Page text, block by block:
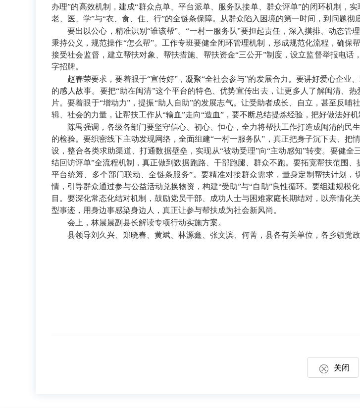
办理”的高效机制，建成“群众点单、平台派单、服务队接单、群众评单”的闭环机制，
老、医、学”与“衣、食、住、行”的全链条保障。从群众陷入困境的第一时间，到问题彻
要出以公心，精准识别“谁该帮”。“一村一服务队”要担起责任，深入摸排、动态管
秉持公义，规范操作“怎么帮”。工作专班要健全闭环管理机制，形成规范化流程，确
接受社会监督，建立帮扶对象、帮扶措施、帮扶资金“三公开”制度，设立监督举报电话
字招牌。
赵春荣要求，要着眼于“宣传好”，凝聚“全社会参与”的发展合力。要讲好爱心企业
的感人故事。要把“助在闽清”这个平台的特色、优势宣传出去，让更多人了解闽清、
片。要着眼于“增动力”，提振“助人自助”的发展志气。让受助者成长、自立，甚至反
辑、社会的力量，让帮扶工作从“输血”走向“造血”，要不断总结提炼经验，把好做法好
陈禺强调，各级各部门要坚守信心、初心、恒心，全力将帮扶工作打造成闽清的民
的检验。要织密线下主动发现网络，全面组建“一村一服务队”，真正把身子沉下去、
设，整合各类求助渠道、打通数据壁垒，实现从“被动受理”向“主动感知”转变。要健
结回访评单”全流程机制，真正做到数据跑路、干部跑腿、群众不跑。要拓宽帮扶范围
平台统筹、多个部门联动、全链条服务”。要精准对接群众需求，量身定制帮扶计划
情，引导群众通过参与公益活动兑换物资，构建“受助”与“自助”良性循环。要组建规
目。要深化常态化结对机制，鼓励党员干部、成功人士与困难家庭长期结对，以亲情
型事迹，用身边事感染身边人，真正让参与帮扶成为社会新风尚。
会上，林晨晨副县长解读专项行动实施方案。
县领导刘久兴、郑晓春、黄斌、林源鑫、张文滨、何菁，县各有关单位，各乡镇党政
关闭